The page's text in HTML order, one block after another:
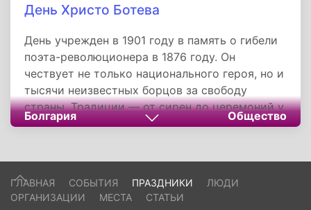
День Христо Ботева
День учрежден в 1901 году в память о гибели
поэта-революционера в 1876 году. Он
чествует не только национального героя, но и
тысячи неизвестных борцов за свободу
страны. Традиции — от сирен до церемоний у
памятников — превращают историю в живую
сохранения. Как писал Ботев: «Тот, кто падет в
бою за свободу — тот не умирает».
Болгария Общество
ГЛАВНАЯ СОБЫТИЯ ПРАЗДНИКИ
ЛЮДИ
ОРГАНИЗАЦИИ
МЕСТА СТАТЬИ